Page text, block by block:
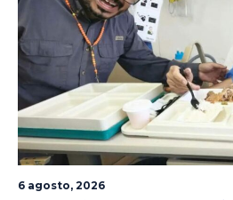
6 agosto, 2026